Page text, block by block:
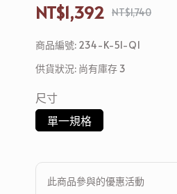
NT$1,392 NT$1,740
商品編號: 234-K-51-Q1
供貨狀況: 尚有庫存 3
尺寸
單一規格
此商品參與的優惠活動